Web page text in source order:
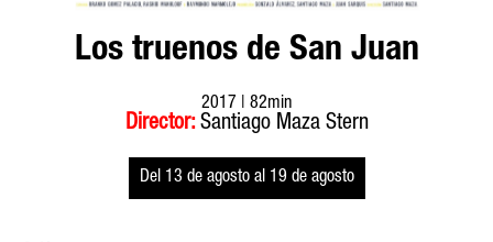
Los truenos de San Juan
2017 | 82min
Director: Santiago Maza Stern
Del 13 de agosto al 19 de agosto